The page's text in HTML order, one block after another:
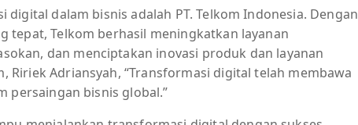
dalam bisnis adalah PT. Telkom Indonesia. Dengan
tepat, Telkom berhasil meningkatkan layanan
dan menciptakan inovasi produk dan layanan
Adriansyah, “Transformasi digital telah membawa
persaingan bisnis global.”